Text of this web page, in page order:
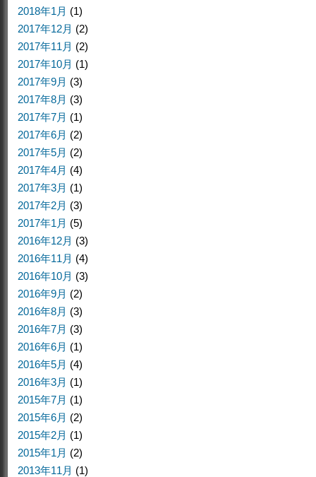
2018年1月 (1)
2017年12月 (2)
2017年11月 (2)
2017年10月 (1)
2017年9月 (3)
2017年8月 (3)
2017年7月 (1)
2017年6月 (2)
2017年5月 (2)
2017年4月 (4)
2017年3月 (1)
2017年2月 (3)
2017年1月 (5)
2016年12月 (3)
2016年11月 (4)
2016年10月 (3)
2016年9月 (2)
2016年8月 (3)
2016年7月 (3)
2016年6月 (1)
2016年5月 (4)
2016年3月 (1)
2015年7月 (1)
2015年6月 (2)
2015年2月 (1)
2015年1月 (2)
2013年11月 (1)